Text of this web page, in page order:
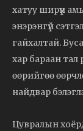
хатуу ширүүн
энэрэнгүй
гайхалтай.
хар бараан тал
өөрийгөө
найдвар
Цувралын